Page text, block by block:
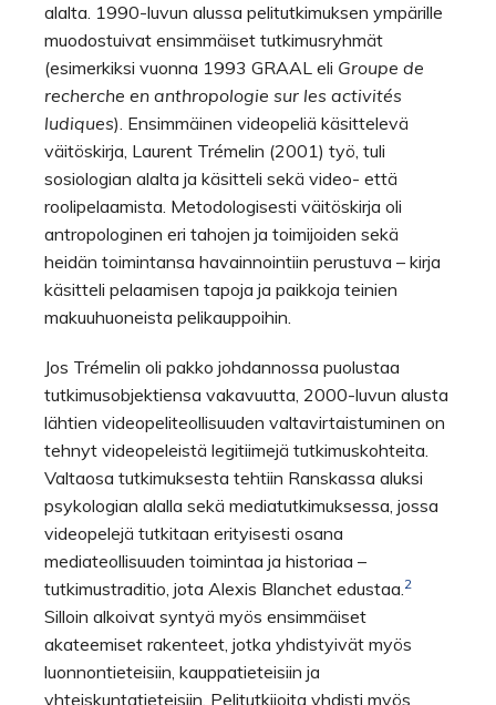
alalta. 1990-luvun alussa pelitutkimuksen ympärille
muodostuivat ensimmäiset tutkimusryhmät
(esimerkiksi vuonna 1993 GRAAL eli Groupe de
recherche en anthropologie sur les activités
ludiques). Ensimmäinen videopeliä käsittelevä
väitöskirja, Laurent Trémelin (2001) työ, tuli
sosiologian alalta ja käsitteli sekä video- että
roolipelaamista. Metodologisesti väitöskirja oli
antropologinen eri tahojen ja toimijoiden sekä
heidän toimintansa havainnointiin perustuva – kirja
käsitteli pelaamisen tapoja ja paikkoja teinien
makuuhuoneista pelikauppoihin.
Jos Trémelin oli pakko johdannossa puolustaa
tutkimusobjektiensa vakavuutta, 2000-luvun alusta
lähtien videopeliteollisuuden valtavirtaistuminen on
tehnyt videopeleistä legitiimejä tutkimuskohteita.
Valtaosa tutkimuksesta tehtiin Ranskassa aluksi
psykologian alalla sekä mediatutkimuksessa, jossa
videopelejä tutkitaan erityisesti osana
mediateollisuuden toimintaa ja historiaa –
tutkimustraditio, jota Alexis Blanchet edustaa.2
Silloin alkoivat syntyä myös ensimmäiset
akateemiset rakenteet, jotka yhdistyivät myös
luonnontieteisiin, kauppatieteisiin ja
yhteiskuntatieteisiin. Pelitutkijoita yhdisti myös